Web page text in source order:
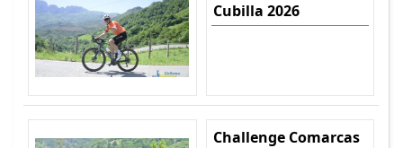
Cubilla 2026
Challenge Comarcas